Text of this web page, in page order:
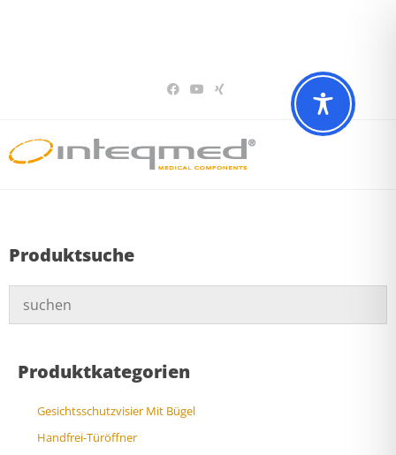
Produktsuche
Produktkategorien
Gesichtsschutzvisier Mit Bügel
Handfrei-Türöffner